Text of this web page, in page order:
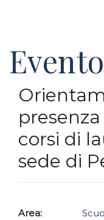
Evento
corsi di
sede di
Area: